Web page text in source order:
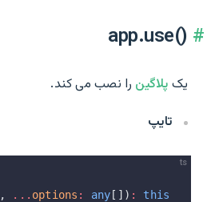
app.use()‎
یک پلاگین را نصب می کند.
تایپ
ts
, ... options : any[]) :
this